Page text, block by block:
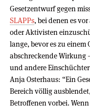
Gesetzentwurf gegen
SLAPPs, bei denen es
oder Aktivisten
lange, bevor es zu
abschreckende Wirkung
und andere
Anja Osterhaus: “Ein
Bereich völlig
Betroffenen vorbei.